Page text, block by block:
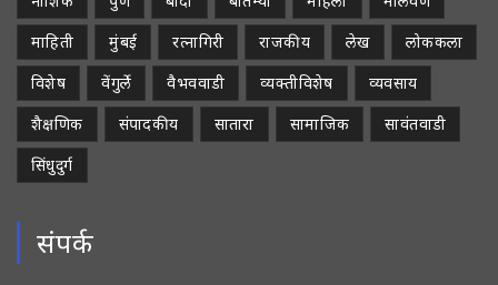
माहिती
मुंबई रत्नागिरी राजकीय लेख
लोककला
विशेष
वेंगुर्ले वैभववाडी व्यक्तीविशेष
व्यवसाय
शैक्षणिक
संपादकीय सातारा सामाजिक
सावंतवाडी
सिंधुदुर्ग
संपर्क